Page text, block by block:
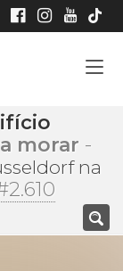
morar -
na